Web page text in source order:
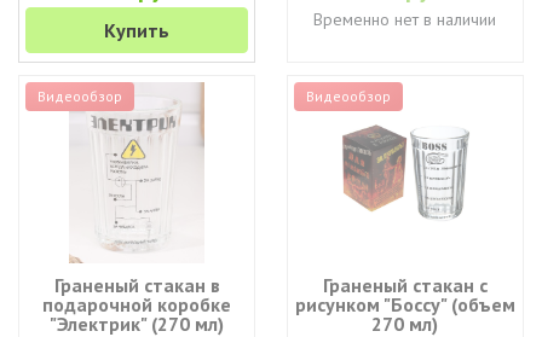
Купить Временно нет в наличии
Видеообзор
Граненый стакан в
подарочной коробке
"Электрик" (270 мл)
Видеообзор
Граненый стакан с
рисунком "Боссу" (объем
270 мл)